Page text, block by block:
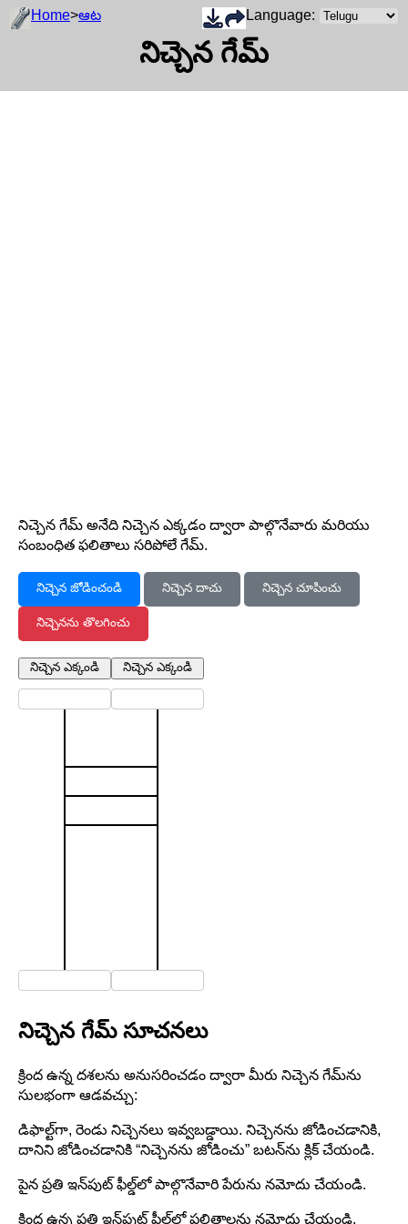
Home>ఆట
నిచ్చెన గేమ్
Language:
నిచ్చెన గేమ్ అనేది నిచ్చెన ఎక్కడం ద్వారా పాల్గొనేవారు మరియు
సంబంధిత ఫలితాలు సరిపోలే గేమ్.
నిచ్చెన గేమ్ సూచనలు
క్రింద ఉన్న దశలను అనుసరించడం ద్వారా మీరు నిచ్చెన గేమ్‌ను
సులభంగా ఆడవచ్చు:
డిఫాల్ట్‌గా, రెండు నిచ్చెనలు ఇవ్వబడ్డాయి. నిచ్చెనను జోడించడానికి,
దానిని జోడించడానికి “నిచ్చెనను జోడించు” బటన్‌ను క్లిక్ చేయండి.
పైన ప్రతి ఇన్‌పుట్ ఫీల్డ్‌లో పాల్గొనేవారి పేరును నమోదు చేయండి.
క్రింద ఉన్న ప్రతి ఇన్‌పుట్ ఫీల్డ్‌లో ఫలితాలను నమోదు చేయండి.